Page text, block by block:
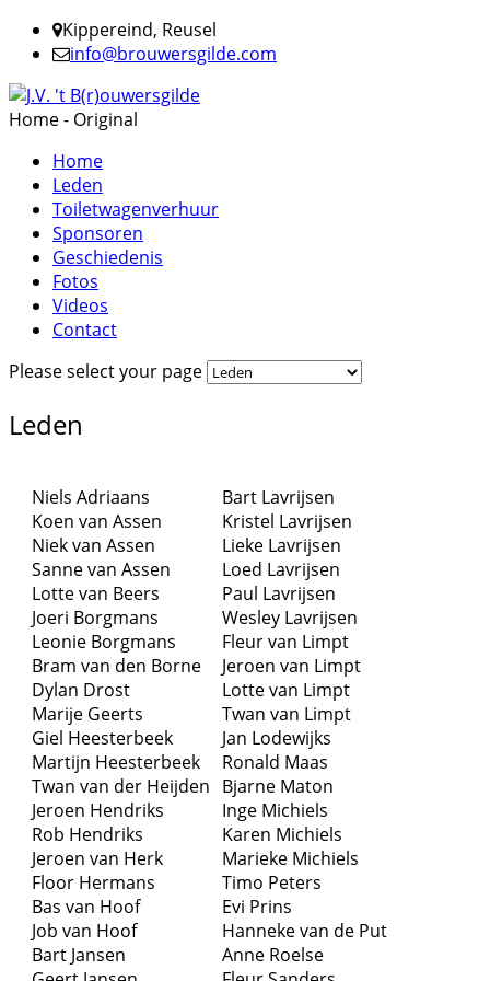
Kippereind, Reusel
info@brouwersgilde.com
Home - Original
Home
Leden
Toiletwagenverhuur
Sponsoren
Geschiedenis
Fotos
Videos
Contact
Please select your page
Leden
Niels Adriaans
Koen van Assen
Niek van Assen
Sanne van Assen
Lotte van Beers
Joeri Borgmans
Leonie Borgmans
Bram van den Borne
Dylan Drost
Marije Geerts
Giel Heesterbeek
Martijn Heesterbeek
Twan van der Heijden
Jeroen Hendriks
Rob Hendriks
Jeroen van Herk
Floor Hermans
Bas van Hoof
Job van Hoof
Bart Jansen
Bart Lavrijsen
Kristel Lavrijsen
Lieke Lavrijsen
Loed Lavrijsen
Paul Lavrijsen
Wesley Lavrijsen
Fleur van Limpt
Jeroen van Limpt
Lotte van Limpt
Twan van Limpt
Jan Lodewijks
Ronald Maas
Bjarne Maton
Inge Michiels
Karen Michiels
Marieke Michiels
Timo Peters
Evi Prins
Hanneke van de Put
Anne Roelse